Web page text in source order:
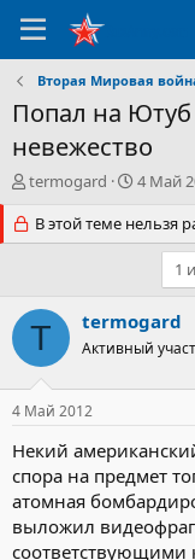
Вторая Мировая
Попал на
невежество
А
т
о
е
м
ы
termogard
Д
т
а
а
л
4 Май
В этой теме нельзя
1
T termogard
Активный
4 Май 2012
Некий
спора на предмет
атомная
выложил
соответствующими